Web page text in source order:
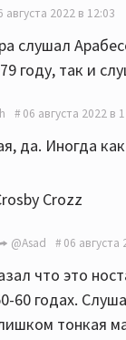
августа 2022 в 12:03
слушал
году, так и
06 августа 2022 в
да. Иногда
Crozz
@Asad 06 августа
что это
60 годах.
тонкая